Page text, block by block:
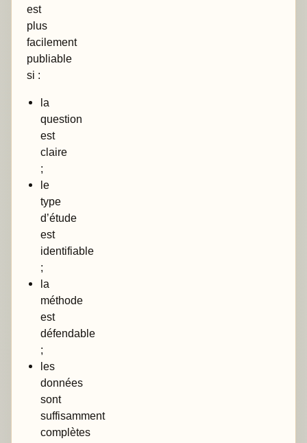
est
plus
facilement
publiable
si :
la
question
est
claire
;
le
type
d’étude
est
identifiable
;
la
méthode
est
défendable
;
les
données
sont
suffisamment
complètes